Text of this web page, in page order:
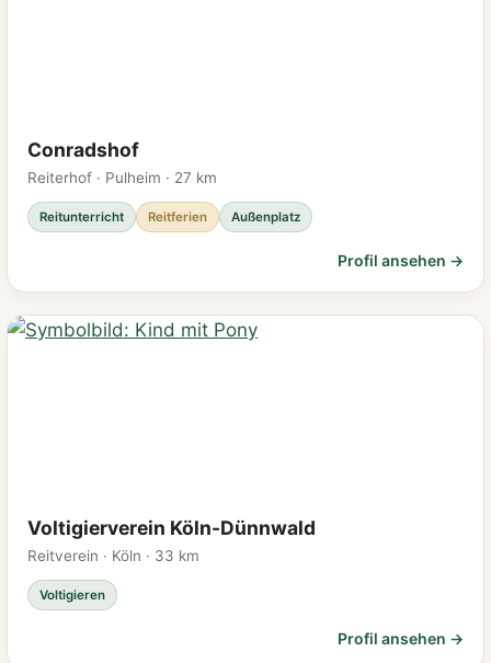
Conradshof
Reiterhof · Pulheim · 27 km
Reitunterricht Reitferien Außenplatz
Profil ansehen →
Voltigierverein Köln-Dünnwald
Reitverein · Köln · 33 km
Voltigieren
Profil ansehen →